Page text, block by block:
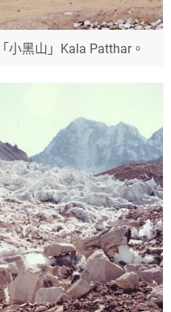
小黑山」Kala Patthar。